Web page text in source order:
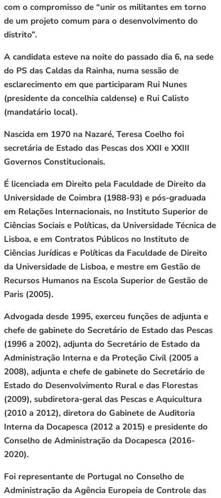
com o compromisso de “unir os militantes em torno
de um projeto comum para o desenvolvimento do
distrito”.
A candidata esteve na noite do passado dia 6, na sede
do PS das Caldas da Rainha, numa sessão de
esclarecimento em que participaram Rui Nunes
(presidente da concelhia caldense) e Rui Calisto
(mandatário local).
Nascida em 1970 na Nazaré, Teresa Coelho foi
secretária de Estado das Pescas dos XXII e XXIII
Governos Constitucionais.
É licenciada em Direito pela Faculdade de Direito da
Universidade de Coimbra (1988-93) e pós-graduada
em Relações Internacionais, no Instituto Superior de
Ciências Sociais e Políticas, da Universidade Técnica de
Lisboa, e em Contratos Públicos no Instituto de
Ciências Jurídicas e Políticas da Faculdade de Direito
da Universidade de Lisboa, e mestre em Gestão de
Recursos Humanos na Escola Superior de Gestão de
Paris (2005).
Advogada desde 1995, exerceu funções de adjunta e
chefe de gabinete do Secretário de Estado das Pescas
(1996 a 2002), adjunta do Secretário de Estado da
Administração Interna e da Proteção Civil (2005 a
2008), adjunta e chefe de gabinete do Secretário de
Estado do Desenvolvimento Rural e das Florestas
(2009), subdiretora-geral das Pescas e Aquicultura
(2010 a 2012), diretora do Gabinete de Auditoria
Interna da Docapesca (2012 a 2015) e presidente do
Conselho de Administração da Docapesca (2016-
2020).
Foi representante de Portugal no Conselho de
Administração da Agência Europeia de Controle das